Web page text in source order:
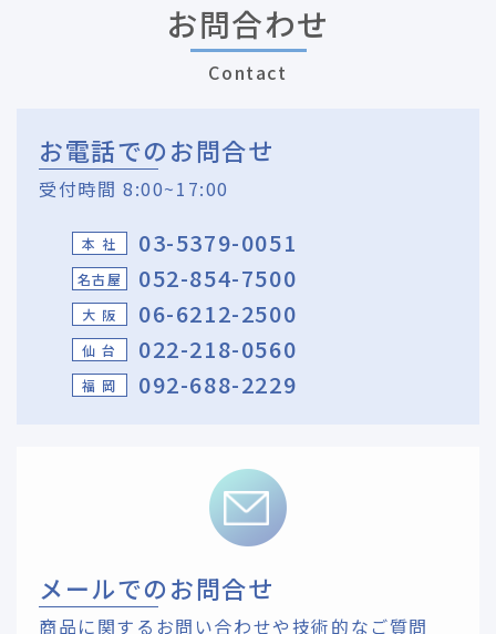
お問合わせ
Contact
お電話でのお問合せ
受付時間 8:00~17:00
本 社 03-5379-0051
名古屋 052-854-7500
大 阪 06-6212-2500
仙 台 022-218-0560
福 岡 092-688-2229
メールでのお問合せ
商品に関するお問い合わせや技術的なご質問